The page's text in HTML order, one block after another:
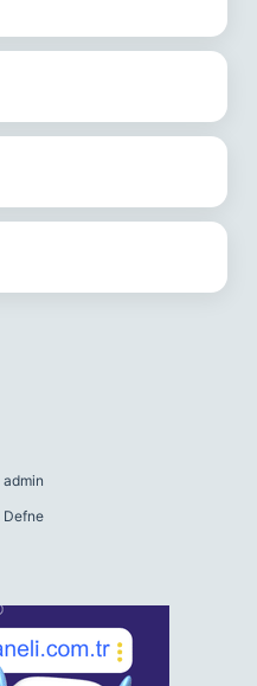
admin
Defne